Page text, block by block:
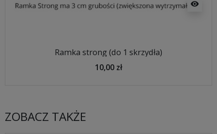
visibility
Ramka strong (do 1 skrzydła)
10,00 zł
ZOBACZ TAKŻE